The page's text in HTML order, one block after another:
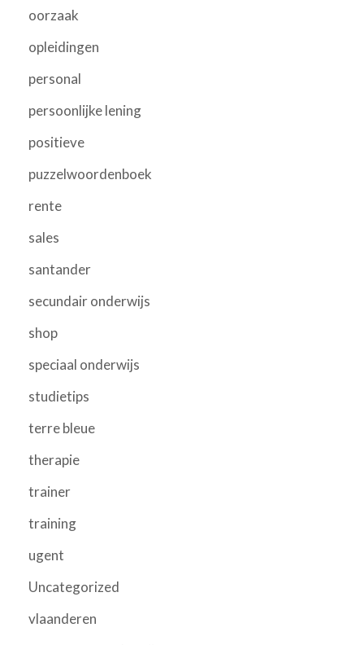
oorzaak
opleidingen
personal
persoonlijke lening
positieve
puzzelwoordenboek
rente
sales
santander
secundair onderwijs
shop
speciaal onderwijs
studietips
terre bleue
therapie
trainer
training
ugent
Uncategorized
vlaanderen